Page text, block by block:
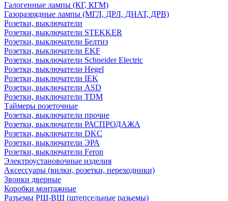
Галогенные лампы (КГ, КГМ)
Газоразрядные лампы (МГЛ, ДРЛ, ДНАТ, ДРВ)
Розетки, выключатели
Розетки, выключатели STEKKER
Розетки, выключатели Белтиз
Розетки, выключатели EKF
Розетки, выключатели Schneider Electric
Розетки, выключатели Hegel
Розетки, выключатели IEK
Розетки, выключатели ASD
Розетки, выключатели TDM
Таймеры розеточные
Розетки, выключатели прочие
Розетки, выключатели РАСПРОДАЖА
Розетки, выключатели DKC
Розетки, выключатели ЭРА
Розетки, выключатели Feron
Электроустановочные изделия
Аксессуары (вилки, розетки, переходники)
Звонки дверные
Коробки монтажные
Разъемы РШ-ВШ (штепсельные разьемы)